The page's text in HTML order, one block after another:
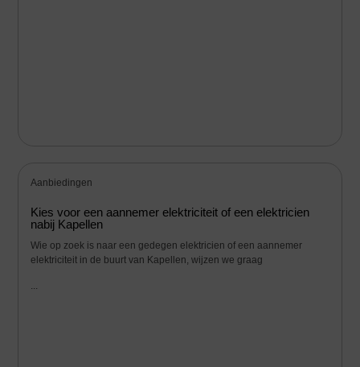
Aanbiedingen
Kies voor een aannemer elektriciteit of een elektricien
nabij Kapellen
Wie op zoek is naar een gedegen elektricien of een aannemer
elektriciteit in de buurt van Kapellen, wijzen we graag
...